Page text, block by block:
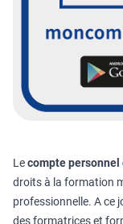
Lecompte
droits à la formation
professionnelle. A ce
des formatrices et